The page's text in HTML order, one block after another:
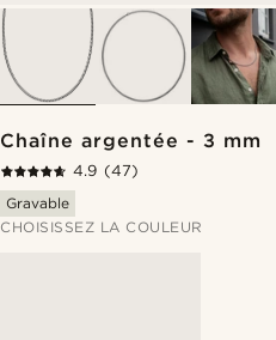
Chaîne argentée - 3 mm
4.9 (47)
Gravable
CHOISISSEZ LA COULEUR